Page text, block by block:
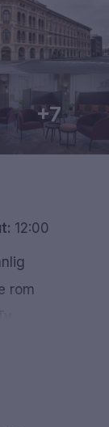
+7
12:00
rom